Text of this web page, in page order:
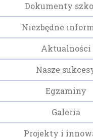
Dokumenty
Niezbędne
Aktualności
Nasze
Egzaminy
Galeria
Projekty i